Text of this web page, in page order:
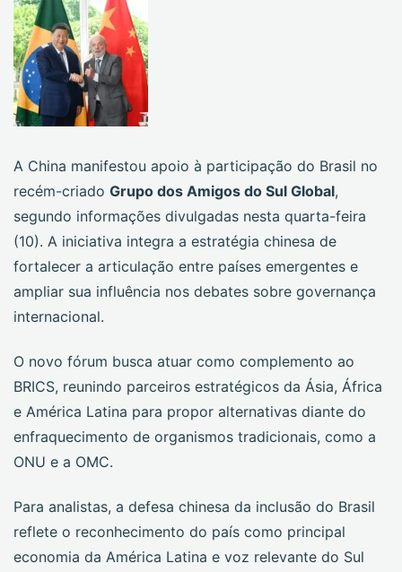
A China manifestou apoio à participação do Brasil no
recém-criado Grupo dos Amigos do Sul Global,
segundo informações divulgadas nesta quarta-feira
(10). A iniciativa integra a estratégia chinesa de
fortalecer a articulação entre países emergentes e
ampliar sua influência nos debates sobre governança
internacional.
O novo fórum busca atuar como complemento ao
BRICS, reunindo parceiros estratégicos da Ásia, África
e América Latina para propor alternativas diante do
enfraquecimento de organismos tradicionais, como a
ONU e a OMC.
Para analistas, a defesa chinesa da inclusão do Brasil
reflete o reconhecimento do país como principal
economia da América Latina e voz relevante do Sul